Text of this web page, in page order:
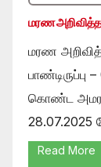
மரண
மரண
பாண்டிருப்பு
கொண்ட
28.07.2025
Read More